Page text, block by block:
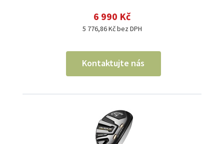
6 990 Kč
5 776,86 Kč bez DPH
Kontaktujte nás